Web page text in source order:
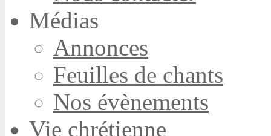
Médias
Annonces
Feuilles de chants
Nos évènements
Vie chrétienne